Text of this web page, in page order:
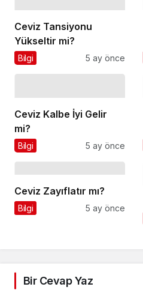
Ceviz Tansiyonu
Yükseltir mi?
Bilgi 5 ay önce
Ceviz Kalbe İyi Gelir
mi?
Bilgi 5 ay önce
Ceviz Zayıflatır mı?
Bilgi 5 ay önce
Bir Cevap Yaz